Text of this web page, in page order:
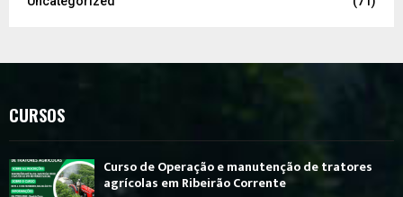
CURSOS
Curso de Operação e manutenção de tratores
agrícolas em Ribeirão Corrente